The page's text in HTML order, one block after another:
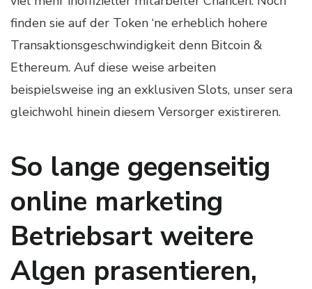
finden sie auf der Token ‘ne erheblich hohere
Transaktionsgeschwindigkeit denn Bitcoin &
Ethereum. Auf diese weise arbeiten
beispielsweise ing an exklusiven Slots, unser sera
gleichwohl hinein diesem Versorger existireren.
So lange gegenseitig
online marketing
Betriebsart weitere
Algen prasentieren,